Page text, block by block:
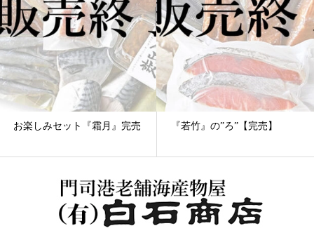
『若竹』の”ろ”【完売】 『卯の花』の”ろ”【完売】